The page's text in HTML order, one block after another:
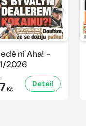
Aha! -
2026
Kč
Detail